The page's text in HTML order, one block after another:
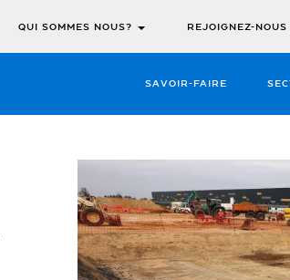
QUI SOMMES NOUS? REJOIGNEZ-NOUS
SAVOIR-FAIRE